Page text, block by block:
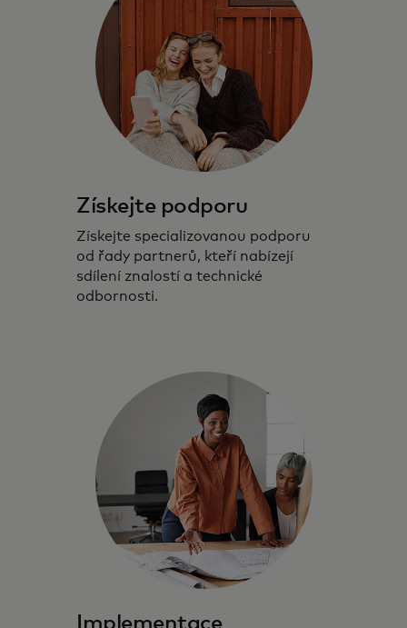
Získejte podporu
Získejte specializovanou podporu
od řady partnerů, kteří nabízejí
sdílení znalostí a technické
odbornosti.
Implementace